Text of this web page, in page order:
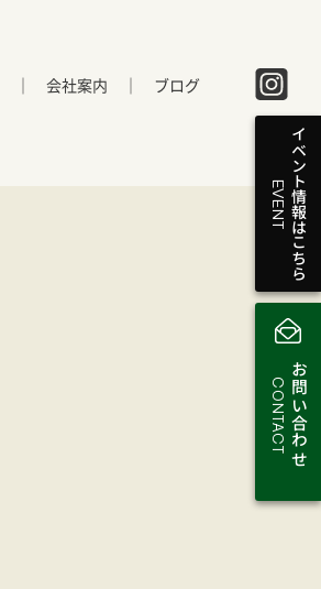
会社案内 ブログ
EVENTイベント情報はこちら
CONTACTお問い合わせ